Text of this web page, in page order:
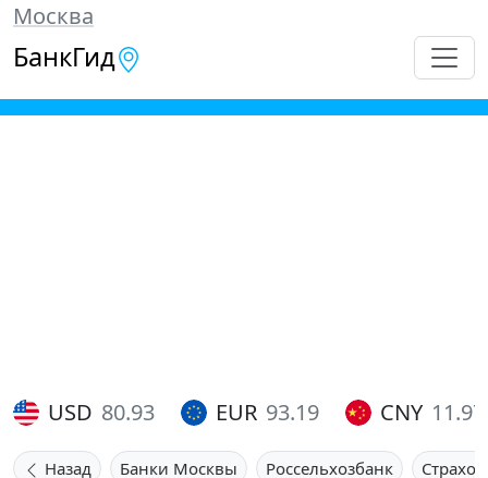
Москва
БанкГид
USD 80.93 EUR 93.19 CNY 11.97
Назад Банки Москвы Россельхозбанк